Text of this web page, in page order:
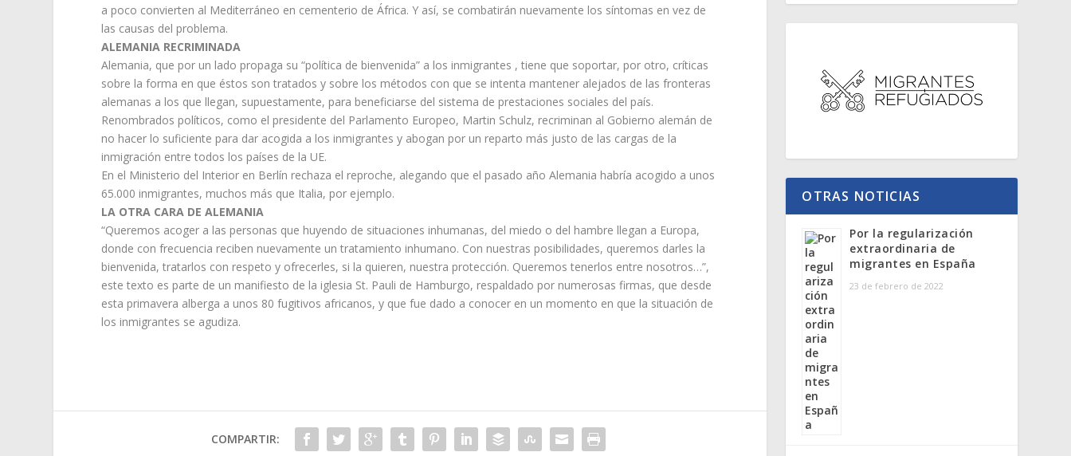
a poco convierten al Mediterráneo en cementerio de África. Y así, se combatirán nuevamente los síntomas en vez de
las causas del problema.
ALEMANIA RECRIMINADA
Alemania, que por un lado propaga su “política de bienvenida” a los inmigrantes , tiene que soportar, por otro, críticas
sobre la forma en que éstos son tratados y sobre los métodos con que se intenta mantener alejados de las fronteras
alemanas a los que llegan, supuestamente, para beneficiarse del sistema de prestaciones sociales del país.
Renombrados políticos, como el presidente del Parlamento Europeo, Martin Schulz, recriminan al Gobierno alemán de
no hacer lo suficiente para dar acogida a los inmigrantes y abogan por un reparto más justo de las cargas de la
inmigración entre todos los países de la UE.
En el Ministerio del Interior en Berlín rechaza el reproche, alegando que el pasado año Alemania habría acogido a unos
65.000 inmigrantes, muchos más que Italia, por ejemplo.
LA OTRA CARA DE ALEMANIA
“Queremos acoger a las personas que huyendo de situaciones inhumanas, del miedo o del hambre llegan a Europa,
donde con frecuencia reciben nuevamente un tratamiento inhumano. Con nuestras posibilidades, queremos darles la
bienvenida, tratarlos con respeto y ofrecerles, si la quieren, nuestra protección. Queremos tenerlos entre nosotros…”,
este texto es parte de un manifiesto de la iglesia St. Pauli de Hamburgo, respaldado por numerosas firmas, que desde
esta primavera alberga a unos 80 fugitivos africanos, y que fue dado a conocer en un momento en que la situación de
los inmigrantes se agudiza.
COMPARTIR:
OTRAS NOTICIAS
Por la regularización
extraordinaria de
migrantes en España
23 de febrero de 2022